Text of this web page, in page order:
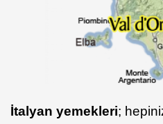
İtalyan yemekleri;